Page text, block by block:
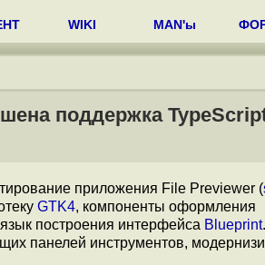
WIKI MAN'ы
поддержка
приложения File Previewer (
GTK4, компоненты оформления
построения интерфейса Blueprint
панелей инструментов,